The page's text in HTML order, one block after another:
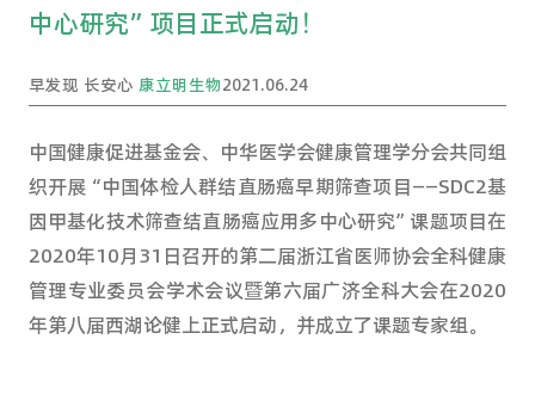
中心研究”项目正式启动！
早发现 长安心 康立明生物2021.06.24
中国健康促进基金会、中华医学会健康管理学分会共同组
织开展“中国体检人群结直肠癌早期筛查项目——SDC2基
因甲基化技术筛查结直肠癌应用多中心研究”课题项目在
2020年10月31 日召开的第二届浙江省医师协会全科健康
管理专业委员会学术会议暨第六届广济全科大会在2020
年第八届西湖论健上正式启动，并成立了课题专家组。